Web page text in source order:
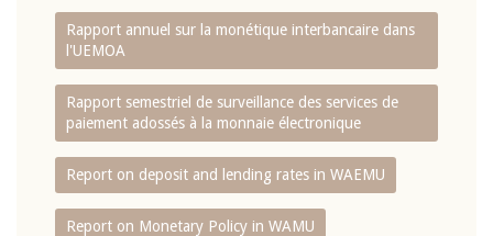
Rapport annuel sur la monétique interbancaire dans
l'UEMOA
Rapport semestriel de surveillance des services de
paiement adossés à la monnaie électronique
Report on deposit and lending rates in WAEMU
Report on Monetary Policy in WAMU